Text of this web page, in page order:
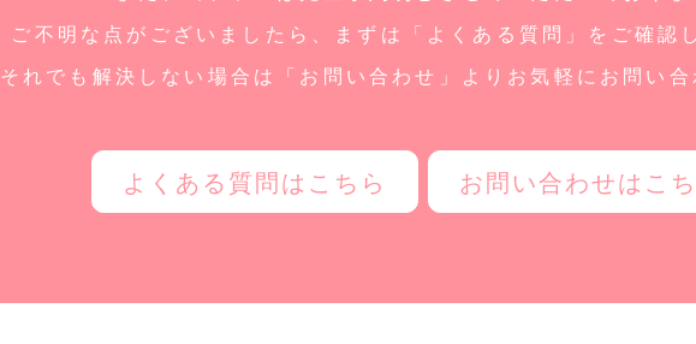
ご不明な点がございましたら、まずは「よくある質問」をご確認
それでも解決しない場合は「お問い合わせ」よりお気軽にお問い合
よくある質問はこちら お問い合わせはこ